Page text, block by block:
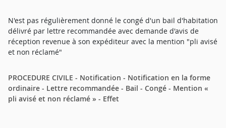
N'est pas régulièrement donné le congé d'un bail d'habitation
délivré par lettre recommandée avec demande d'avis de
réception revenue à son expéditeur avec la mention "pli avisé
et non réclamé"
PROCEDURE CIVILE - Notification - Notification en la forme
ordinaire - Lettre recommandée - Bail - Congé - Mention «
pli avisé et non réclamé » - Effet